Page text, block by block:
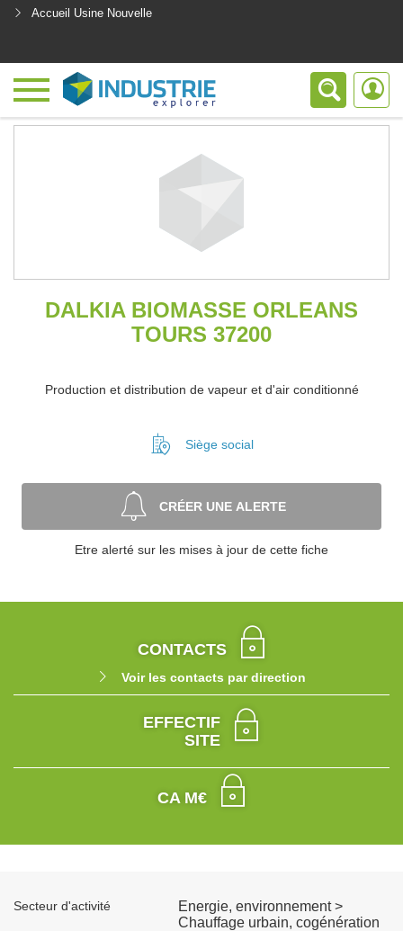
Accueil Usine Nouvelle
DALKIA BIOMASSE ORLEANS
TOURS 37200
Production et distribution de vapeur et d'air conditionné
Siège social
CRÉER UNE ALERTE
Etre alerté sur les mises à jour de cette fiche
CONTACTS
Voir les contacts par direction
EFFECTIF
SITE
CA M€
Secteur d'activité
Energie, environnement >
Chauffage urbain, cogénération